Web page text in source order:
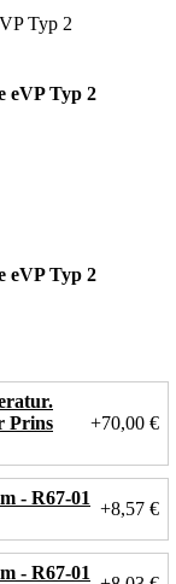
Typ 2
eVP Typ 2
eVP Typ 2
Prins
+70,00 €
- R67-01
+8,57 €
- R67-01